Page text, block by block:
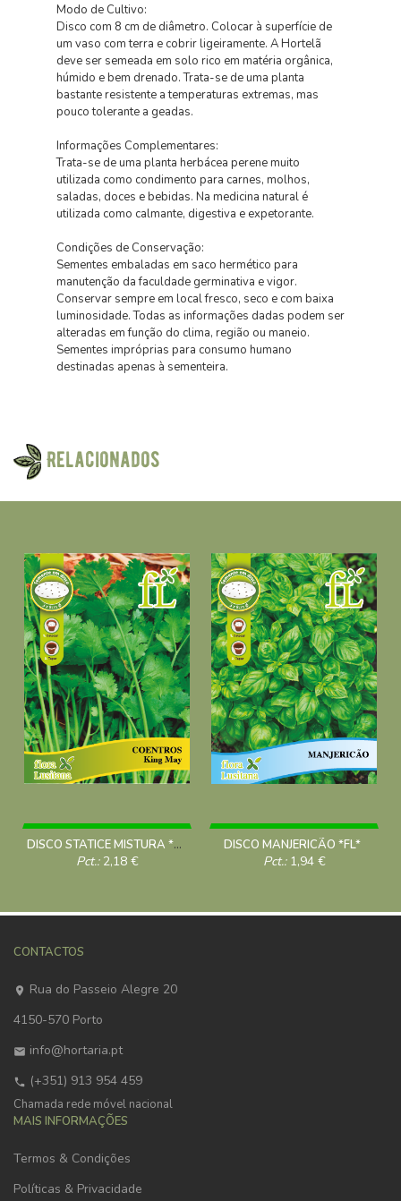
Modo de Cultivo:
Disco com 8 cm de diâmetro. Colocar à superfície de
um vaso com terra e cobrir ligeiramente. A Hortelã
deve ser semeada em solo rico em matéria orgânica,
húmido e bem drenado. Trata-se de uma planta
bastante resistente a temperaturas extremas, mas
pouco tolerante a geadas.
Informações Complementares:
Trata-se de uma planta herbácea perene muito
utilizada como condimento para carnes, molhos,
saladas, doces e bebidas. Na medicina natural é
utilizada como calmante, digestiva e expetorante.
Condições de Conservação:
Sementes embaladas em saco hermético para
manutenção da faculdade germinativa e vigor.
Conservar sempre em local fresco, seco e com baixa
luminosidade. Todas as informações dadas podem ser
alteradas em função do clima, região ou maneio.
Sementes impróprias para consumo humano
destinadas apenas à sementeira.
Relacionados
DISCO STATICE MISTURA *FL*
Pct.: 2,18 €
DISCO MANJERICÃO *FL*
Pct.: 1,94 €
CONTACTOS
Rua do Passeio Alegre 20
4150-570 Porto
info@hortaria.pt
(+351) 913 954 459
Chamada rede móvel nacional
MAIS INFORMAÇÕES
Termos & Condições
Políticas & Privacidade